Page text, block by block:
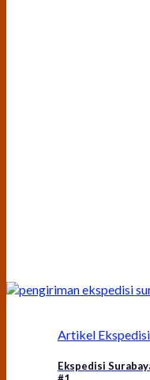
Artikel
Ekspedisi